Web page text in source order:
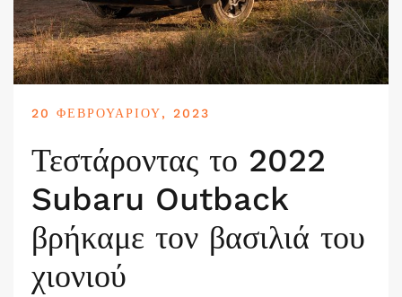
20 ΦΕΒΡΟΥΑΡΊΟΥ, 2023
Τεστάροντας το 2022
Subaru Outback
βρήκαμε τον βασιλιά του
χιονιού